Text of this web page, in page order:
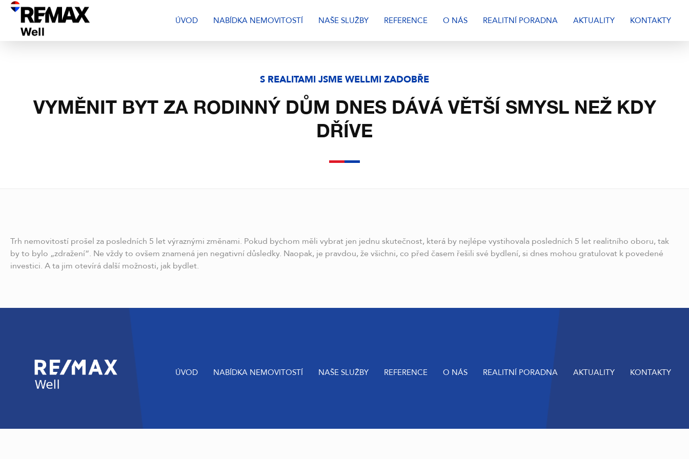
ÚVOD NABÍDKA NEMOVITOSTÍ NAŠE SLUŽBY REFERENCE O NÁS REALITNÍ PORADNA AKTUALITY KONTAKTY
S REALITAMI JSME WELLMI ZADOBŘE
VYMĚNIT BYT ZA RODINNÝ DŮM DNES DÁVÁ VĚTŠÍ SMYSL NEŽ KDY
DŘÍVE
Trh nemovitostí prošel za posledních 5 let výraznými změnami. Pokud bychom měli vybrat jen jednu skutečnost, která by nejlépe vystihovala posledních 5 let realitního oboru, tak
by to bylo „zdražení“. Ne vždy to ovšem znamená jen negativní důsledky. Naopak, je pravdou, že všichni, co před časem řešili své bydlení, si dnes mohou gratulovat k povedené
investici. A ta jim otevírá další možnosti, jak bydlet.
ÚVOD NABÍDKA NEMOVITOSTÍ NAŠE SLUŽBY REFERENCE O NÁS REALITNÍ PORADNA AKTUALITY KONTAKTY